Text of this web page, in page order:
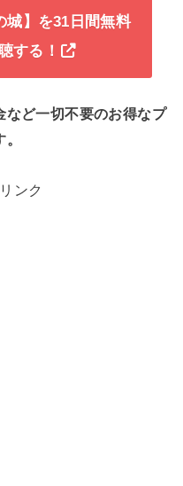
】 を31日間無料
する！
など一切不要のお得なプ
ンク